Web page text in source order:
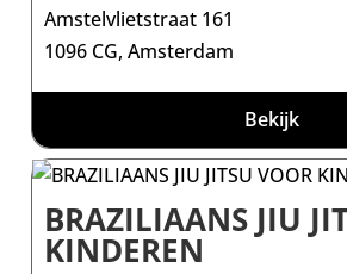
Amstelvlietstraat 161
1096 CG, Amsterdam
Bekijk
BRAZILIAANS JIU
KINDEREN